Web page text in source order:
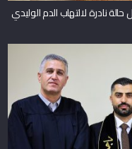
نادرة لالتهاب الدم الوليدي